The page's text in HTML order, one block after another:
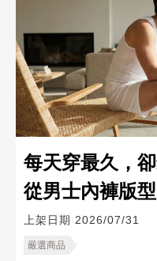
每天穿最久，
從男士內褲版
Boxers 的基本
上架日期 2026/07/31
嚴選商品